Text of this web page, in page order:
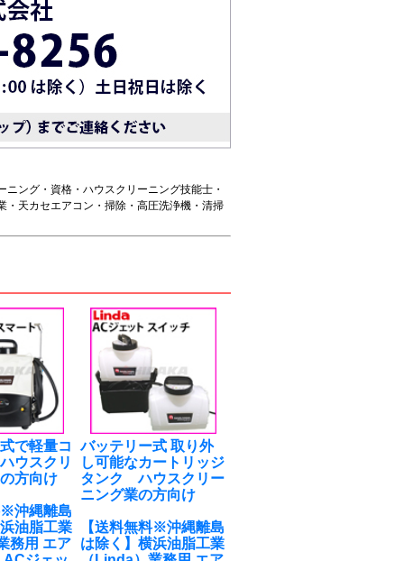
ング・資格・ハウスクリーニング技能士・
・天カセエアコン・掃除・高圧洗浄機・清掃
で軽量コ
ウスクリ
方向け
沖縄離島
油脂工業
務用 エア
バッテリー式 取り外
し可能なカートリッジ
タンク ハウスクリー
ニング業の方向け
【送料無料※沖縄離島
は除く】横浜油脂工業